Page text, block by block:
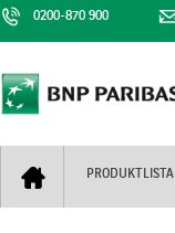
0200-870 900
PRODUKTLISTA